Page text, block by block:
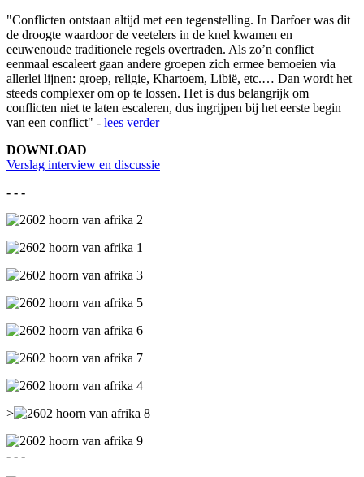
"Conflicten ontstaan altijd met een tegenstelling. In Darfoer was dit
de droogte waardoor de veetelers in de knel kwamen en
eeuwenoude traditionele regels overtraden. Als zo’n conflict
eenmaal escaleert gaan andere groepen zich ermee bemoeien via
allerlei lijnen: groep, religie, Khartoem, Libië, etc.… Dan wordt het
steeds complexer om op te lossen. Het is dus belangrijk om
conflicten niet te laten escaleren, dus ingrijpen bij het eerste begin
van een conflict" - lees verder
DOWNLOAD
Verslag interview en discussie
- - -
>
- - -